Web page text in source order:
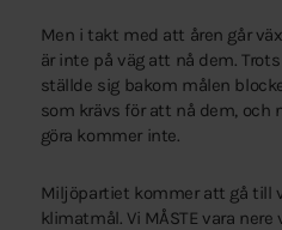
Men i takt med att åren går
är inte på väg att nå dem.
ställde sig bakom målen
som krävs för att nå dem, och
göra kommer inte.
Miljöpartiet kommer att gå till
klimatmål. Vi MÅSTE vara